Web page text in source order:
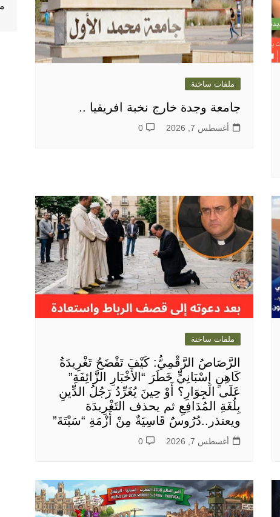
ملفات ساخنة
جامعة وجدة خارج نخبة افريقيا ..
أغسطس 7, 2026 0
ملفات ساخنة
الرَّصَاصُ الرَّقْمِيُّ: كَيْفَ تَفْضَحُ تَغْرِيدَةُ
كَاهِنٍ إِسْبَانِيٍّ خَطَرَ “الأَخْبَارِ الزَّائِفَةِ”
عَلَى الجِوَارِ؟ أَوْ حِينَ يُغَرِّدُ رَجُلُ الدِّينِ
بِلُغَةِ المُدَافِعِ ثم يحذف التَغْرِيدَة
ويعتذر..دُرُوسٌ قَاسِيَةٌ مِنْ أَزْمَةِ “سَبْتَةَ”
أغسطس 7, 2026 0